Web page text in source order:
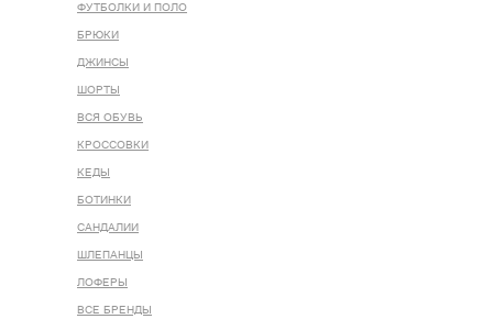
ФУТБОЛКИ И ПОЛО
БРЮКИ
ДЖИНСЫ
ШОРТЫ
ВСЯ ОБУВЬ
КРОССОВКИ
КЕДЫ
БОТИНКИ
САНДАЛИИ
ШЛЕПАНЦЫ
ЛОФЕРЫ
ВСЕ БРЕНДЫ